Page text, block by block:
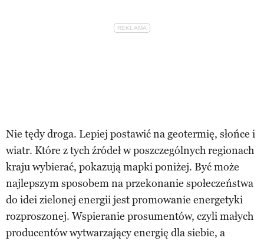
Nie tędy droga. Lepiej postawić na geotermię, słońce i
wiatr. Które z tych źródeł w poszczególnych regionach
kraju wybierać, pokazują mapki poniżej. Być może
najlepszym sposobem na przekonanie społeczeństwa
do idei zielonej energii jest promowanie energetyki
rozproszonej. Wspieranie prosumentów, czyli małych
producentów wytwarzający energię dla siebie, a